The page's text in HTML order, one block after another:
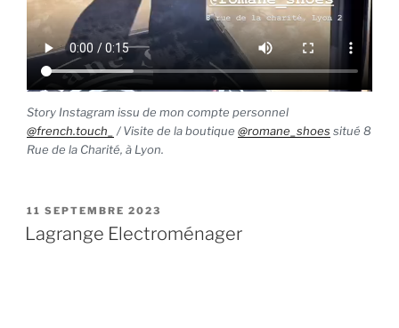
Story Instagram issu de mon compte personnel
@french.touch_
/ Visite de la boutique @romane_shoes situé 8
Rue de la Charité, à Lyon.
PUBLIÉ
LE
11 SEPTEMBRE 2023
Lagrange Electroménager